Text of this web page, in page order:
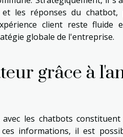
les réponses du chatbot,
client reste fluide
globale de l'entreprise.
grâce à
avec les chatbots
informations, il est